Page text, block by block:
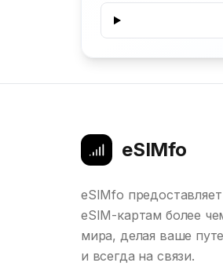
eSIMfo
eSIMfo
eSIM-картам более
мира, делая ваше
и всегда на связи.